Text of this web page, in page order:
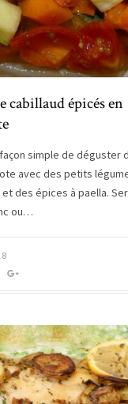
cabillaud épicés en
simple de déguster
avec des petits
des épices à paella.
ou…